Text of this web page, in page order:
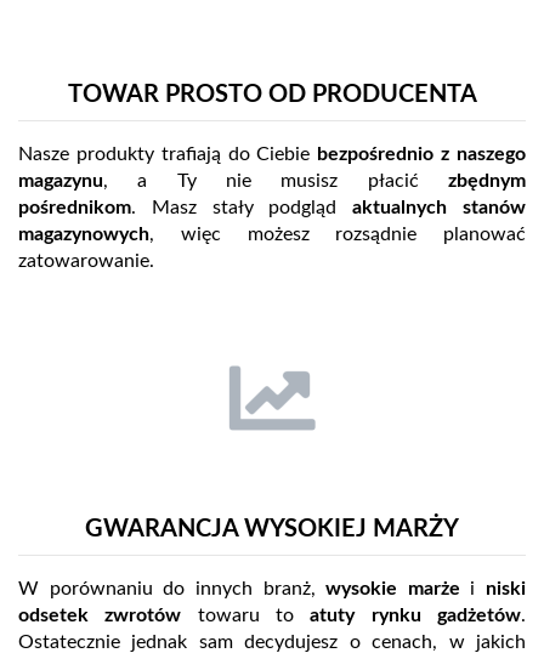
TOWAR PROSTO OD PRODUCENTA
Nasze produkty trafiają do Ciebie bezpośrednio z naszego
magazynu, a Ty nie musisz płacić zbędnym
pośrednikom. Masz stały podglądaktualnych stanów
magazynowych, więc możesz rozsądnie planować
zatowarowanie.
GWARANCJA WYSOKIEJ MARŻY
W porównaniu do innych branż,wysokie marże i niski
odsetek zwrotów towaru to atuty rynku gadżetów.
Ostatecznie jednak sam decydujesz o cenach, w jakich